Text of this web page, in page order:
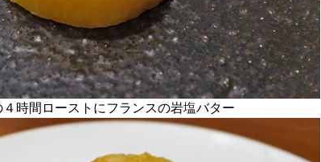
時間ローストにフランスの岩塩バター